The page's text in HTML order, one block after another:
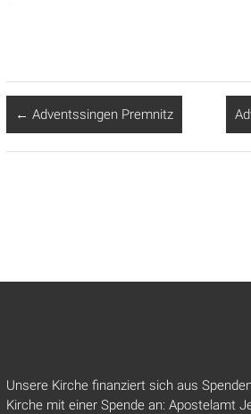
← Adventssingen Premnitz
Unsere Kirche finanziert sich aus
Kirche mit einer Spende an: Apostelamt